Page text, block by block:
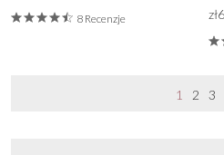
8 Recenzje
1 2 3